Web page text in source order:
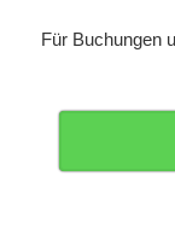
Für Buchungen